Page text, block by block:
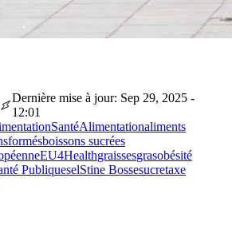
Dernière mise à jour: Sep 29, 2025 -
12:01
SantéAlimentationaliments
boissons sucrées
EU4Healthgraissesgrasobésité
PubliqueselStine Bossesucretaxe